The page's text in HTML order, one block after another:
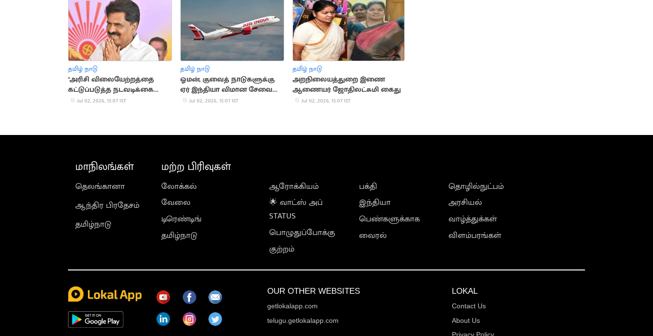
தமிழ் நாடு
"அரிசி விலையேற்றத்தை
கட்டுப்படுத்த நடவடிக்கை
வேண்டும்”.. தமிழக அரசுக்கு
Jul 02, 2026, 15:07 IST
தமிழ் நாடு
ஓமன், குவைத் நாடுகளுக்கு
ஏர் இந்தியா விமான சேவை
மீண்டும் தொடக்கம்
Jul 02, 2026, 15:07 IST
தமிழ் நாடு
அறநிலையத்துறை இணை
ஆணையர் ஜோதிலட்சுமி கைது
Jul 02, 2026, 15:07 IST
மாநிலங்கள்
தெலங்கானா
ஆந்திர பிரதேசம்
தமிழ்நாடு
மற்ற பிரிவுகள்
லோக்கல்
வேலை
டிரெண்டிங்
தமிழ்நாடு
ஆரோக்கியம்
🌟 வாட்ஸ் அப்
STATUS
பொழுதுப்போக்கு
குற்றம்
பக்தி
இந்தியா
பெண்களுக்காக
வைரல்
தொழில்நுட்பம்
அரசியல்
வாழ்த்துக்கள்
விளம்பரங்கள்
OUR OTHER WEBSITES
getlokalapp.com
telugu.getlokalapp.com
LOKAL
Contact Us
About Us